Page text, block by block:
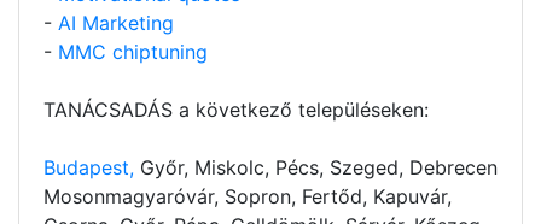
- AI Marketing
- MMC chiptuning
TANÁCSADÁS a következő településeken:
Budapest, Győr, Miskolc, Pécs, Szeged, Debrecen
Mosonmagyaróvár, Sopron, Fertőd, Kapuvár,